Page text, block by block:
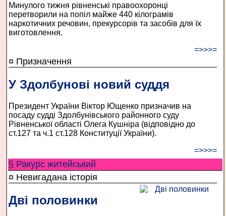
Минулого тижня рівненські правоохоронці
перетворили на попіл майже 440 кілограмів
наркотичних речовин, прекурсорів та засобів для їх
виготовлення.
=>>>=
¤ Призначення
У Здолбунові новий суддя
Президент України Віктор Ющенко призначив на
посаду судді Здолбунівського районного суду
Рівненської області Олега Кушніра (відповідно до
ст.127 та ч.1 ст.128 Конституції України).
=>>>=
§ Ракурс житейський
¤ Невигадана історія
Дві половинки